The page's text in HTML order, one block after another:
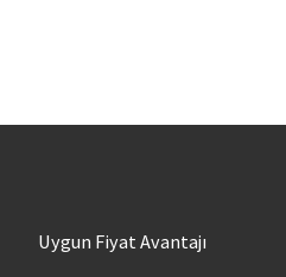
Uygun Fiyat Avantajı